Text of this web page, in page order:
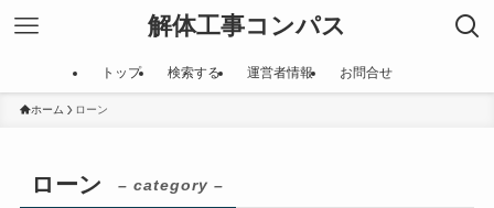
解体工事コンパス
トップ 検索する 運営者情報 お問合せ
ホーム ローン
ローン – category –